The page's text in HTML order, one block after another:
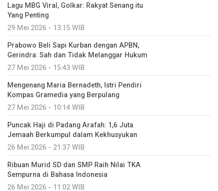
Lagu MBG Viral, Golkar: Rakyat Senang itu
Yang Penting
29 Mei 2026 - 13:15 WIB
Prabowo Beli Sapi Kurban dengan APBN,
Gerindra: Sah dan Tidak Melanggar Hukum
27 Mei 2026 - 15:43 WIB
Mengenang Maria Bernadeth, Istri Pendiri
Kompas Gramedia yang Berpulang
27 Mei 2026 - 10:14 WIB
Puncak Haji di Padang Arafah: 1,6 Juta
Jemaah Berkumpul dalam Kekhusyukan
26 Mei 2026 - 21:37 WIB
Ribuan Murid SD dan SMP Raih Nilai TKA
Sempurna di Bahasa Indonesia
26 Mei 2026 - 11:02 WIB